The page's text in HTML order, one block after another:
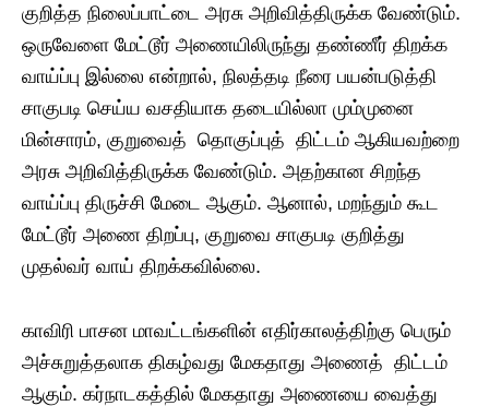
குறித்த நிலைப்பாட்டை அரசு அறிவித்திருக்க வேண்டும்.
ஒருவேளை மேட்டூர் அணையிலிருந்து தண்ணீர் திறக்க
வாய்ப்பு இல்லை என்றால், நிலத்தடி நீரை பயன்படுத்தி
சாகுபடி செய்ய வசதியாக தடையில்லா மும்முனை
மின்சாரம், குறுவைத் தொகுப்புத் திட்டம் ஆகியவற்றை
அரசு அறிவித்திருக்க வேண்டும். அதற்கான சிறந்த
வாய்ப்பு திருச்சி மேடை ஆகும். ஆனால், மறந்தும் கூட
மேட்டூர் அணை திறப்பு, குறுவை சாகுபடி குறித்து
முதல்வர் வாய் திறக்கவில்லை.
காவிரி பாசன மாவட்டங்களின் எதிர்காலத்திற்கு பெரும்
அச்சுறுத்தலாக திகழ்வது மேகதாது அணைத் திட்டம்
ஆகும். கர்நாடகத்தில் மேகதாது அணையை வைத்து